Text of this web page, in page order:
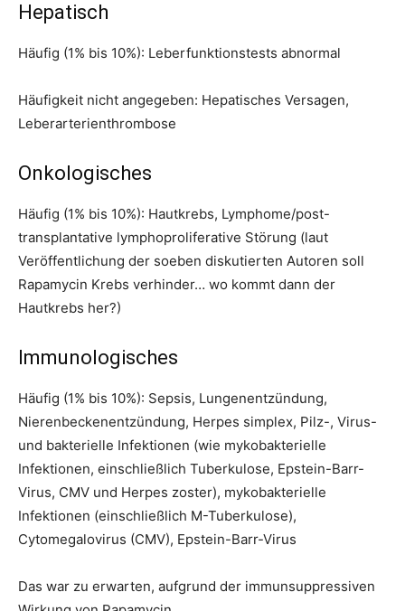
Hepatisch
Häufig (1% bis 10%): Leberfunktionstests abnormal
Häufigkeit nicht angegeben: Hepatisches Versagen,
Leberarterienthrombose
Onkologisches
Häufig (1% bis 10%): Hautkrebs, Lymphome/post-
transplantative lymphoproliferative Störung (laut
Veröffentlichung der soeben diskutierten Autoren soll
Rapamycin Krebs verhinder… wo kommt dann der
Hautkrebs her?)
Immunologisches
Häufig (1% bis 10%): Sepsis, Lungenentzündung,
Nierenbeckenentzündung, Herpes simplex, Pilz-, Virus-
und bakterielle Infektionen (wie mykobakterielle
Infektionen, einschließlich Tuberkulose, Epstein-Barr-
Virus, CMV und Herpes zoster), mykobakterielle
Infektionen (einschließlich M-Tuberkulose),
Cytomegalovirus (CMV), Epstein-Barr-Virus
Das war zu erwarten, aufgrund der immunsuppressiven